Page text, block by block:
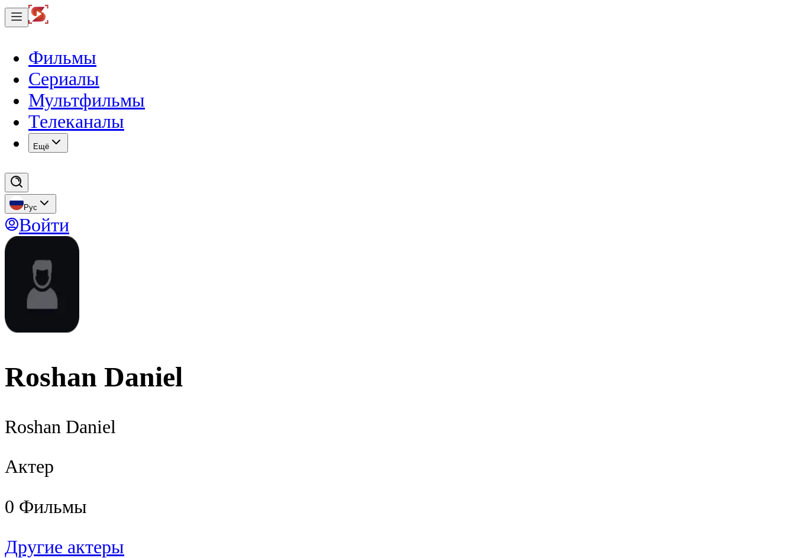
Фильмы
Сериалы
Мультфильмы
Телеканалы
Eщё
Рус
Войти
Roshan Daniel
Roshan Daniel
Актер
0 Фильмы
Другие актеры